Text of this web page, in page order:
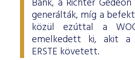
Bank, a Richter
generálták, míg a
közül ezúttal a
emelkedett ki, akit a
ERSTE követett.